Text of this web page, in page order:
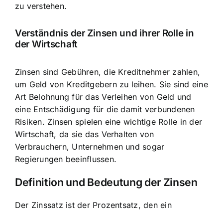
zu verstehen.
Verständnis der Zinsen und ihrer Rolle in
der Wirtschaft
Zinsen sind Gebühren, die Kreditnehmer zahlen,
um Geld von Kreditgebern zu leihen. Sie sind eine
Art Belohnung für das Verleihen von Geld und
eine Entschädigung für die damit verbundenen
Risiken. Zinsen spielen eine wichtige Rolle in der
Wirtschaft, da sie das Verhalten von
Verbrauchern, Unternehmen und sogar
Regierungen beeinflussen.
Definition und Bedeutung der Zinsen
Der Zinssatz ist der Prozentsatz, den ein